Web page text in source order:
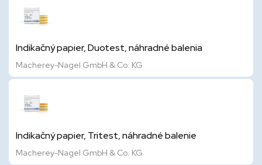
Indikačný papier, Duotest, náhradné balenia
Macherey-Nagel GmbH & Co. KG
Indikačný papier, Tritest, náhradné balenie
Macherey-Nagel GmbH & Co. KG